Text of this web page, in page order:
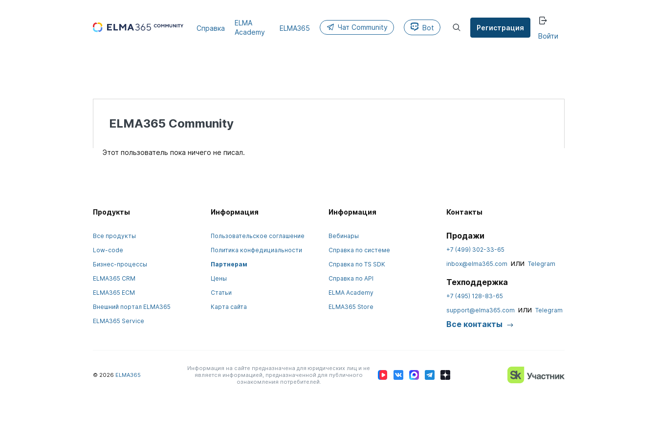
Справка
ELMA
Academy
ELMA365 Чат Community Bot
Регистрация
Войти
ELMA365 Community
Этот пользователь пока ничего не писал.
Продукты
Все продукты
Low-code
Бизнес-процессы
ELMA365 CRM
ELMA365 ECM
Внешний портал ELMA365
ELMA365 Service
Информация
Пользовательское соглашение
Политика конфедициальности
Партнерам
Цены
Статьи
Карта сайта
Информация
Вебинары
Справка по системе
Справка по TS SDK
Справка по API
ELMA Academy
ELMA365 Store
Контакты
Продажи
+7 (499) 302-33-65
inbox@elma365.com или Telegram
Техподдержка
+7 (495) 128-83-65
support@elma365.com или Telegram
Все контакты
© 2026 ELMA365
Информация на сайте предназначена для юридических лиц и не
является информацией, предназначенной для публичного
ознакомления потребителей.